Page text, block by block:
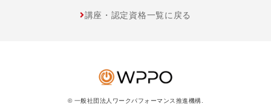
講座・認定資格一覧に戻る
© 一般社団法人ワークパフォーマンス推進機構.